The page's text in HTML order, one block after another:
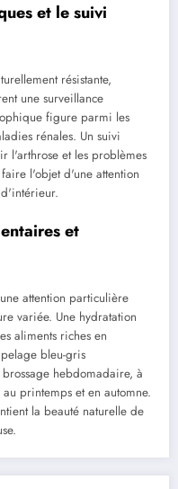
et le suivi
résistante,
une surveillance
figure parmi les
rénales. Un suivi
l'arthrose et les problèmes
l'objet d'une attention
et
attention particulière
variée. Une hydratation
aliments riches en
bleu-gris
hebdomadaire, à
printemps et en automne.
la beauté naturelle de